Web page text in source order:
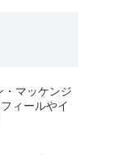
・マッケンジ
ィールやイ